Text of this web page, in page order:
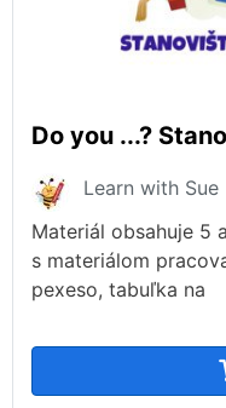
Do you ...?
Learn with Sue
Materiál obsahuje 5
s materiálom
pexeso, tabuľka na